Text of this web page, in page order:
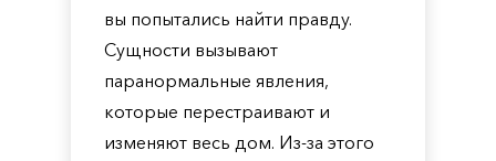
вы попытались найти правду.
Сущности вызывают
паранормальные явления,
которые перестраивают и
изменяют весь дом. Из-за этого